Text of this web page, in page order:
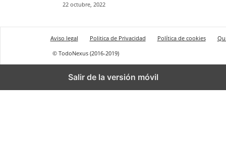
22 octubre, 2022
Aviso legal Politica de Privacidad Política de cookies
© TodoNexus (2016-2019)
Salir de la versión móvil